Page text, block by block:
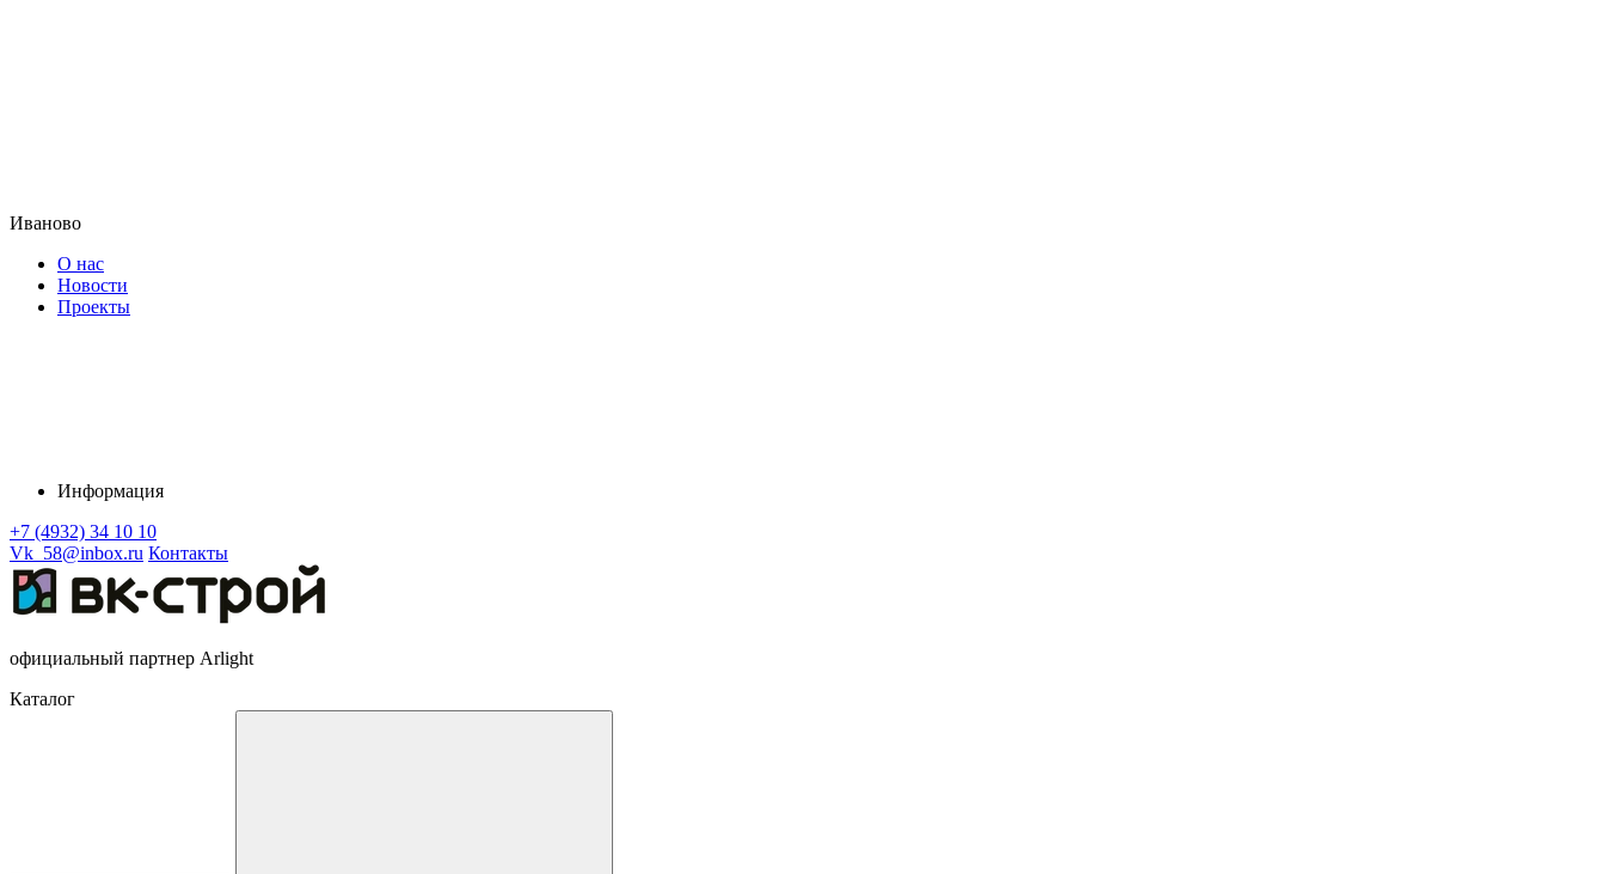
Иваново
О нас
Новости
Проекты
Информация
+7 (4932) 34 10 10
Vk_58@inbox.ru Контакты
официальный партнер Arlight
Каталог